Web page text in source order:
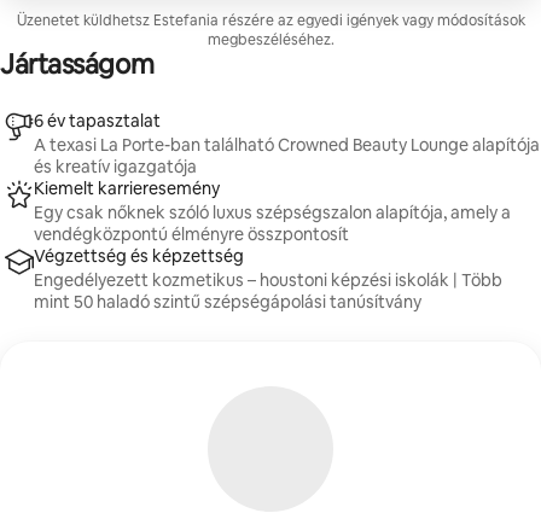
samponos hajmosást, fejbőrfrissítést és egy lágy, dús
fúvást, ami rugalmas, puha végeredményt biztosít
(nincs göndörítés vagy hajsütővasos formázás). Ez az
élményprogram ideális utazóknak, különleges
Üzenetet küldhetsz Estefania részére az egyedi igények vagy módosítások
megbeszéléséhez.
Jártasságom
6 év tapasztalat
A texasi La Porte-ban található Crowned Beauty Lounge alapítója
és kreatív igazgatója
Kiemelt karrieresemény
Egy csak nőknek szóló luxus szépségszalon alapítója, amely a
vendégközpontú élményre összpontosít
Végzettség és képzettség
Engedélyezett kozmetikus – houstoni képzési iskolák | Több
mint 50 haladó szintű szépségápolási tanúsítvány